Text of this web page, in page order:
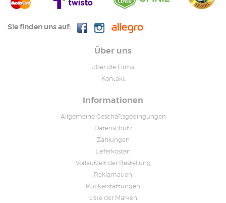
Sie finden uns auf:
Über uns
Über die Firma
Kontakt
Informationen
Allgemeine Geschäftsgedingungen
Datenschutz
Zahlungen
Lieferkosten
Vorlaufzeit der Bestellung
Reklamation
Rückerstattungen
Liste der Marken